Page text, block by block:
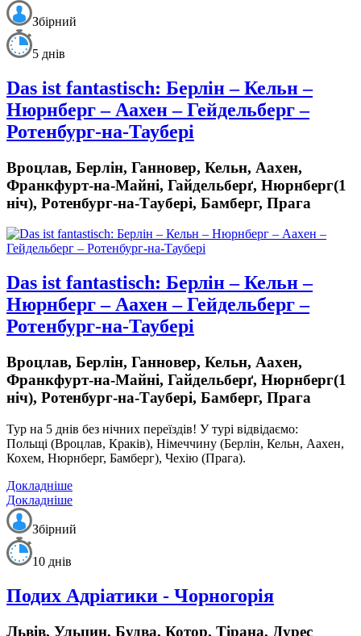
Збірний
5 днів
Das ist fantastisch: Берлін – Кельн –
Нюрнберг – Аахен – Гейдельберг –
Ротенбург-на-Таубері
Вроцлав, Берлін, Ганновер, Кельн, Аахен,
Франкфурт-на-Майні, Гайдельберґ, Нюрнберг(1
ніч), Ротенбург-на-Таубері, Бамберг, Прага
Das ist fantastisch: Берлін – Кельн –
Нюрнберг – Аахен – Гейдельберг –
Ротенбург-на-Таубері
Вроцлав, Берлін, Ганновер, Кельн, Аахен,
Франкфурт-на-Майні, Гайдельберґ, Нюрнберг(1
ніч), Ротенбург-на-Таубері, Бамберг, Прага
Тур на 5 днів без нічних переїздів! У турі відвідаємо:
Польщі (Вроцлав, Краків), Німеччину (Берлін, Кельн, Аахен,
Кохем, Нюрнберг, Бамберг), Чехію (Прага).
Докладніше
Докладніше
Збірний
10 днів
Подих Адріатики - Чорногорія
Львів, Ульцин, Будва, Котор, Тірана, Дурес